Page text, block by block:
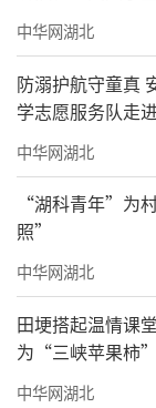
两银
中华网湖北
防溺护航守童真
学志愿服务队走
课堂
中华网湖北
“湖科青年”为
照”
中华网湖北
田埂搭起温情课
为“三峡苹果柿
中华网湖北